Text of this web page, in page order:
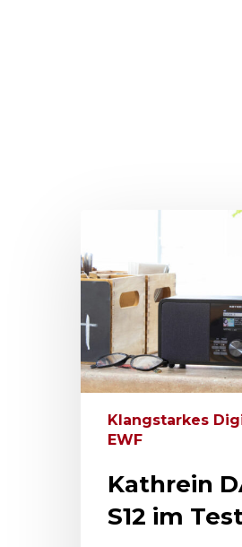
Klangstarkes
EWF
Kathrein
S12 im